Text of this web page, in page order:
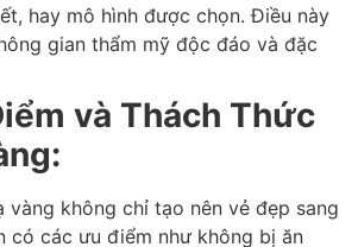
hay mô hình được chọn. Điều này
gian thẩm mỹ độc đáo và đặc
và Thách Thức
vàng không chỉ tạo nên vẻ đẹp sang
có các ưu điểm như không bị ăn